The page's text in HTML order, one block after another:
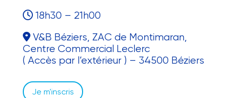
18h30 – 21h00
V&B Béziers, ZAC de Montimaran,
Centre Commercial Leclerc
( Accès par l’extérieur ) – 34500 Béziers
Je m'inscris